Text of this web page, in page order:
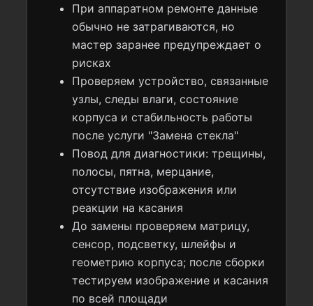
При аппаратном ремонте данные
обычно не затрагиваются, но
мастер заранее предупреждает о
рисках
Проверяем устройство, связанные
узлы, следы влаги, состояние
корпуса и стабильность работы
после услуги "Замена стекла"
Повод для диагностики: трещины,
полосы, пятна, мерцание,
отсутствие изображения или
реакции на касания
До замены проверяем матрицу,
сенсор, подсветку, шлейфы и
геометрию корпуса; после сборки
тестируем изображение и касания
по всей площади